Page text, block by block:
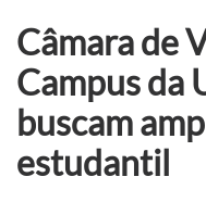
Câmara de
Campus da
buscam
estudantil